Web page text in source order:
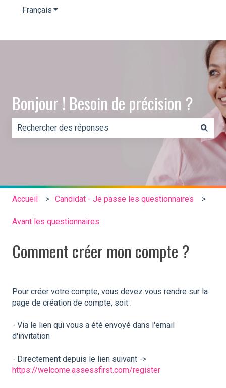
Français Afficher le sous-menu pour les traductions
Bonjour ! Besoin de précision ?
Il n'y a aucune suggestion car le champ de recherche
Accueil Candidat - Je passe les questionnaires
Avant les questionnaires
Comment créer mon compte ?
Pour créer votre compte, vous devez vous rendre sur la
page de création de compte, soit :
- Via le lien qui vous a été envoyé dans l'email
d'invitation
- Directement depuis le lien suivant ->
https://welcome.assessfirst.com/register